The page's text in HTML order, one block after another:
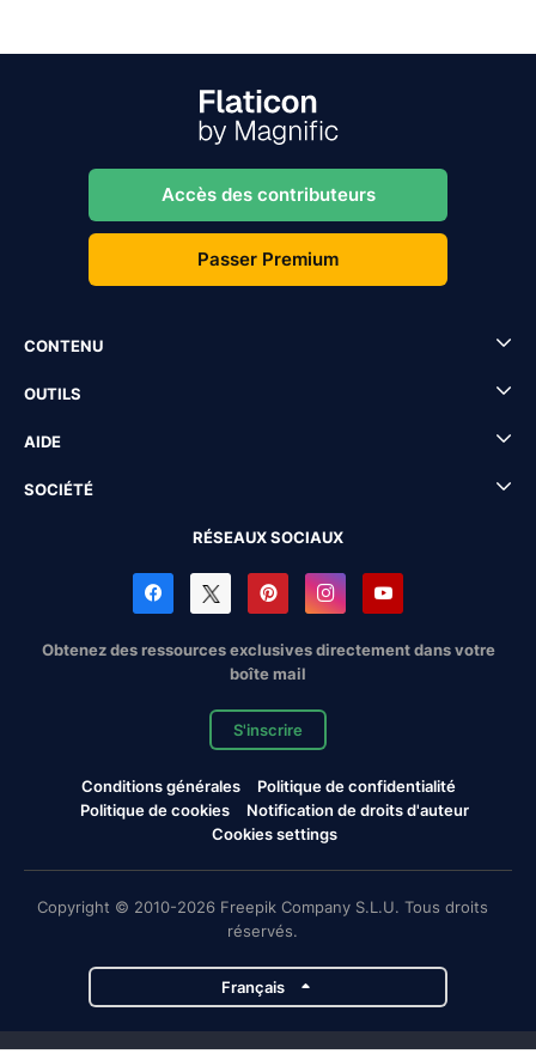
Accès des contributeurs
Passer Premium
CONTENU
OUTILS
AIDE
SOCIÉTÉ
RÉSEAUX SOCIAUX
Obtenez des ressources exclusives directement dans votre
boîte mail
S'inscrire
Conditions générales
Politique de confidentialité
Politique de cookies
Notification de droits d'auteur
Cookies settings
Copyright © 2010-2026 Freepik Company S.L.U. Tous droits
réservés.
Français